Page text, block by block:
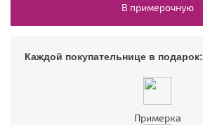
В примерочную
Каждой покупательнице в подарок:
Примерка